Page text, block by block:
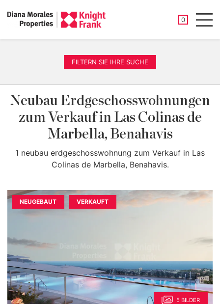
0
FILTERN SIE IHRE SUCHE
Neubau Erdgeschosswohnungen
zum Verkauf in Las Colinas de
Marbella, Benahavis
1 neubau erdgeschosswohnung zum Verkauf in Las
Colinas de Marbella, Benahavis.
NEUGEBAUT VERKAUFT
5 BILDER